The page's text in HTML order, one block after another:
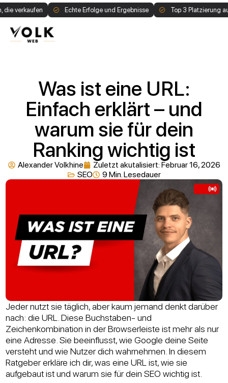
verkaufen Echte Erfolge und Ergebnisse Top 3 Platzierung auf
Was ist eine URL:
Einfach erklärt – und
warum sie für dein
Ranking wichtig ist
Alexander Volkhine Zuletzt akutalisiert: Februar 16, 2026
SEO
9 Min. Lesedauer
Jeder nutzt sie täglich, aber kaum jemand denkt darüber
nach: die URL. Diese Buchstaben- und
Zeichenkombination in der Browserleiste ist mehr als nur
eine Adresse. Sie beeinflusst, wie Google deine Seite
versteht und wie Nutzer dich wahrnehmen. In diesem
Ratgeber erkläre ich dir, was eine URL ist, wie sie
aufgebaut ist und warum sie für dein SEO wichtig ist.